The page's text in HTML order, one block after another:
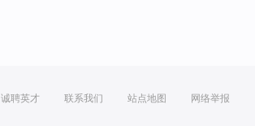
诚聘英才 联系我们 站点地图 网络举报